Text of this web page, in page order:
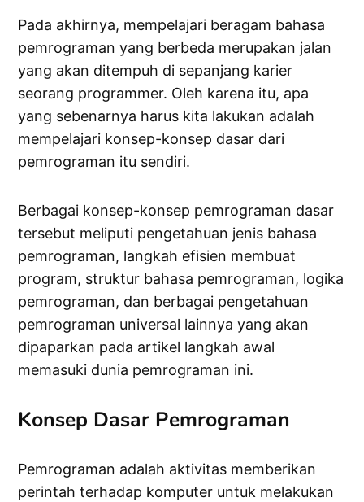
Pada akhirnya, mempelajari beragam bahasa
pemrograman yang berbeda merupakan jalan
yang akan ditempuh di sepanjang karier
seorang programmer. Oleh karena itu, apa
yang sebenarnya harus kita lakukan adalah
mempelajari konsep-konsep dasar dari
pemrograman itu sendiri.
Berbagai konsep-konsep pemrograman dasar
tersebut meliputi pengetahuan jenis bahasa
pemrograman, langkah efisien membuat
program, struktur bahasa pemrograman, logika
pemrograman, dan berbagai pengetahuan
pemrograman universal lainnya yang akan
dipaparkan pada artikel langkah awal
memasuki dunia pemrograman ini.
Konsep Dasar Pemrograman
Pemrograman adalah aktivitas memberikan
perintah terhadap komputer untuk melakukan